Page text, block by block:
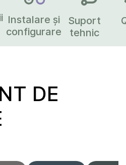
Instalare și
configurare
Suport
tehnic
DE